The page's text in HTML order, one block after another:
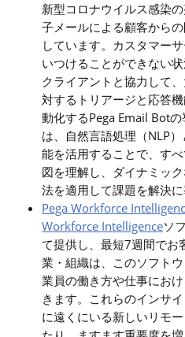
新型コロナウイルス感染
子メールによる顧客から
しています。カスタマー
いつけることができない
クライアントと協力して
対するトリアージと応答
動化するPega Email Bot
は、自然言語処理（NLP
能を活用することで、す
図を理解し、ダイナミッ
法を適用して課題を解決に
Pega Workforce
Workforce Intelligenceソ
て提供し、最短7週間でお
業・組織は、このソフト
業員の働き方や仕事にお
きます。これらのインサ
に遠くにいる新しいリモ